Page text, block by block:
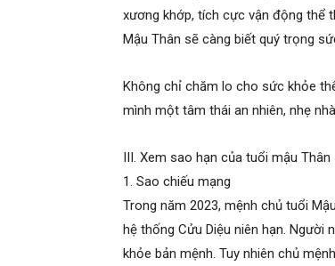
xương khớp, tích cực vận động thể
Mậu Thân sẽ càng biết quý trọng
Không chỉ chăm lo cho sức khỏe
mình một tâm thái an nhiên, nhẹ
III. Xem sao hạn của tuổi mậu Thân
1. Sao chiếu mạng
Trong năm 2023, mệnh chủ tuổi
hệ thống Cửu Diệu niên hạn. Người
khỏe bản mệnh. Tuy nhiên chủ